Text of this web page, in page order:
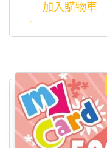
加入購物車